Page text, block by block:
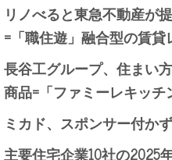
リノべると東急不動産が
=「職住遊」融合型の賃貸
長谷工グループ、住まい
商品=「ファミーレキッチ
ミカド、スポンサー付か
主要住宅企業10社の2025